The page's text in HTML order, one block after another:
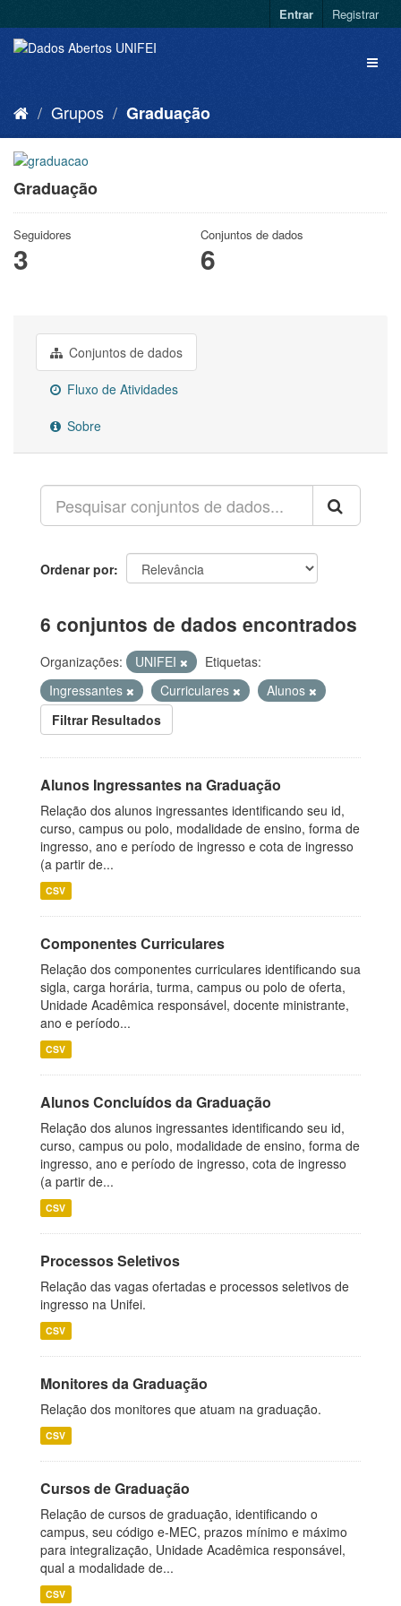
Entrar Registrar
Grupos Graduação
Graduação
Seguidores
3
Conjuntos de dados
6
Conjuntos de dados
Fluxo de Atividades
Sobre
Ordenar por
6 conjuntos de dados encontrados
Organizações: UNIFEI
Etiquetas:
Ingressantes
Curriculares
Alunos
Filtrar Resultados
Alunos Ingressantes na Graduação
Relação dos alunos ingressantes identificando seu id,
curso, campus ou polo, modalidade de ensino, forma de
ingresso, ano e período de ingresso e cota de ingresso
(a partir de...
CSV
Componentes Curriculares
Relação dos componentes curriculares identificando sua
sigla, carga horária, turma, campus ou polo de oferta,
Unidade Acadêmica responsável, docente ministrante,
ano e período...
CSV
Alunos Concluídos da Graduação
Relação dos alunos ingressantes identificando seu id,
curso, campus ou polo, modalidade de ensino, forma de
ingresso, ano e período de ingresso, cota de ingresso
(a partir de...
CSV
Processos Seletivos
Relação das vagas ofertadas e processos seletivos de
ingresso na Unifei.
CSV
Monitores da Graduação
Relação dos monitores que atuam na graduação.
CSV
Cursos de Graduação
Relação de cursos de graduação, identificando o
campus, seu código e-MEC, prazos mínimo e máximo
para integralização, Unidade Acadêmica responsável,
qual a modalidade de...
CSV